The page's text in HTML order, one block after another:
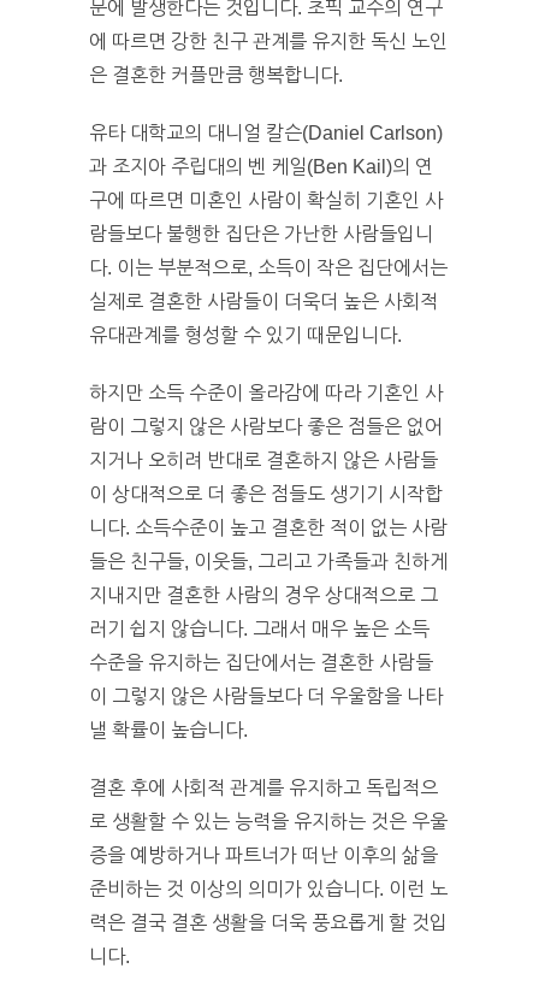
문에 발생한다는 것입니다. 초픽 교수의 연구
에 따르면 강한 친구 관계를 유지한 독신 노인
은 결혼한 커플만큼 행복합니다.
유타 대학교의 대니얼 칼슨(Daniel Carlson)
과 조지아 주립대의 벤 케일(Ben Kail)의 연
구에 따르면 미혼인 사람이 확실히 기혼인 사
람들보다 불행한 집단은 가난한 사람들입니
다. 이는 부분적으로, 소득이 작은 집단에서는
실제로 결혼한 사람들이 더욱더 높은 사회적
유대관계를 형성할 수 있기 때문입니다.
하지만 소득 수준이 올라감에 따라 기혼인 사
람이 그렇지 않은 사람보다 좋은 점들은 없어
지거나 오히려 반대로 결혼하지 않은 사람들
이 상대적으로 더 좋은 점들도 생기기 시작합
니다. 소득수준이 높고 결혼한 적이 없는 사람
들은 친구들, 이웃들, 그리고 가족들과 친하게
지내지만 결혼한 사람의 경우 상대적으로 그
러기 쉽지 않습니다. 그래서 매우 높은 소득
수준을 유지하는 집단에서는 결혼한 사람들
이 그렇지 않은 사람들보다 더 우울함을 나타
낼 확률이 높습니다.
결혼 후에 사회적 관계를 유지하고 독립적으
로 생활할 수 있는 능력을 유지하는 것은 우울
증을 예방하거나 파트너가 떠난 이후의 삶을
준비하는 것 이상의 의미가 있습니다. 이런 노
력은 결국 결혼 생활을 더욱 풍요롭게 할 것입
니다.